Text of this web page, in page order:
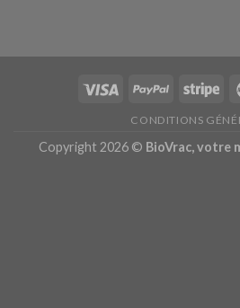
CONDITIONS
Copyright 2026 © BioVrac, votre